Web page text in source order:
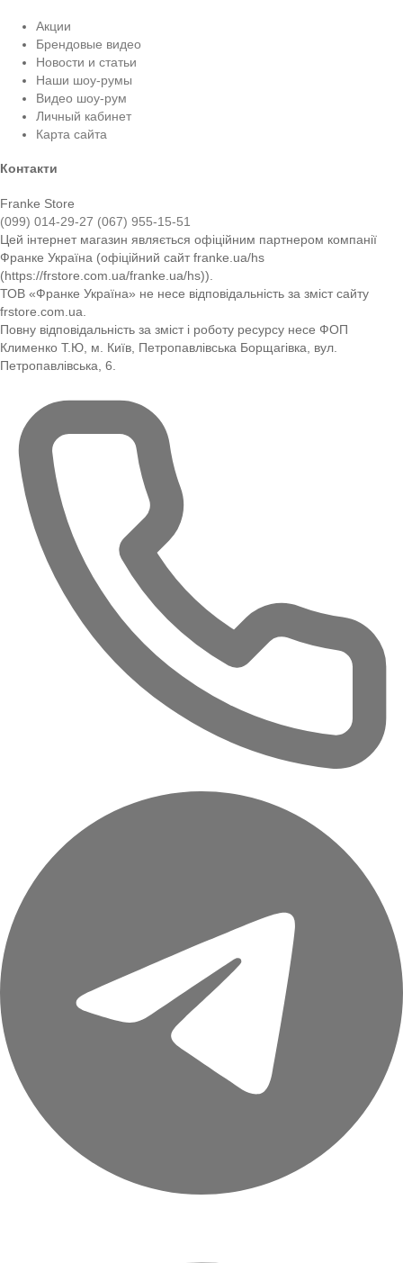
Акции
Брендовые видео
Новости и статьи
Наши шоу-румы
Видео шоу-рум
Личный кабинет
Карта сайта
Контакти
Franke Store
(099) 014-29-27 (067) 955-15-51
Цей інтернет магазин являється офіційним партнером компанії
Франке Україна (офіційний сайт franke.ua/hs
(https://frstore.com.ua/franke.ua/hs)).
ТОВ «Франке Україна» не несе відповідальність за зміст сайту
frstore.com.ua.
Повну відповідальність за зміст і роботу ресурсу несе ФОП
Клименко Т.Ю, м. Київ, Петропавлівська Борщагівка, вул.
Петропавлівська, 6.